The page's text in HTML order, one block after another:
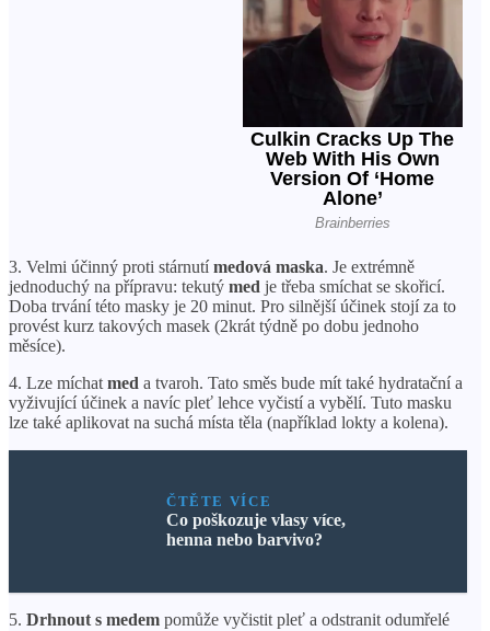
3. Velmi účinný proti stárnutímedová maska. Je extrémně
jednoduchý na přípravu: tekutý med je třeba smíchat se skořicí.
Doba trvání této masky je 20 minut. Pro silnější účinek stojí za to
provést kurz takových masek (2krát týdně po dobu jednoho
měsíce).
4. Lze míchat med a tvaroh. Tato směs bude mít také hydratační a
vyživující účinek a navíc pleť lehce vyčistí a vybělí. Tuto masku
lze také aplikovat na suchá místa těla (například lokty a kolena).
ČTĚTE VÍCE
Co poškozuje vlasy více,
henna nebo barvivo?
5. Drhnout s medem pomůže vyčistit pleť a odstranit odumřelé